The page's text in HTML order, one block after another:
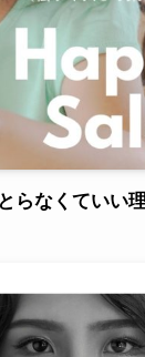
らなくていい